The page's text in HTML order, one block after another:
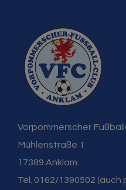
Vorpommerscher
Mühlenstraße 1
17389 Anklam
Tel. 0162/1390502